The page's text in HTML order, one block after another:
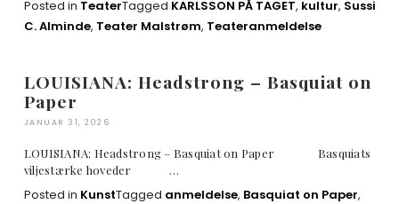
Posted in TeaterTagged KARLSSON PÅ TAGET, kultur, Sussi
C. Alminde, Teater Malstrøm, Teateranmeldelse
LOUISIANA: Headstrong – Basquiat on
Paper
JANUAR 31, 2026
LOUISIANA: Headstrong – Basquiat on Paper Basquiats
viljestærke hoveder …
Posted in KunstTagged anmeldelse, Basquiat on Paper,